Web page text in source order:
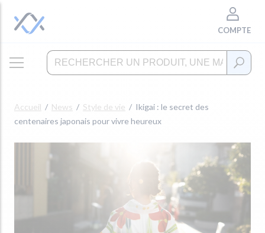
COMPTE
Accueil News Style de vie
Ikigai : le secret des
centenaires japonais pour vivre heureux